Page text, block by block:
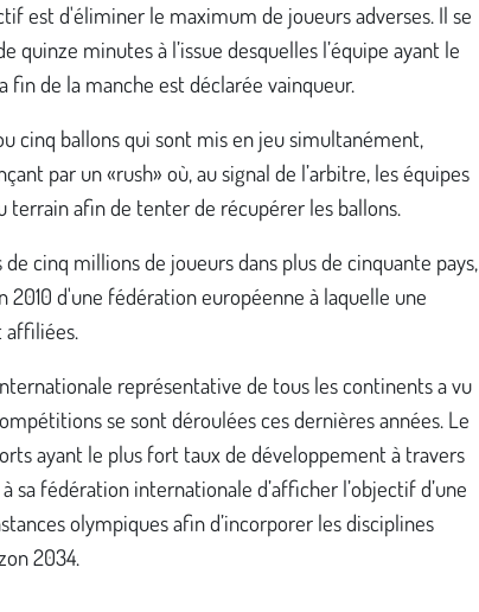
est d'éliminer le maximum de joueurs adverses. Il se
quinze minutes à l’issue desquelles l’équipe ayant le
fin de la manche est déclarée vainqueur.
cinq ballons qui sont mis en jeu simultanément,
par un «rush» où, au signal de l’arbitre, les équipes
terrain afin de tenter de récupérer les ballons.
de cinq millions de joueurs dans plus de cinquante pays,
2010 d'une fédération européenne à laquelle une
affiliées.
représentative de tous les continents a vu
se sont déroulées ces dernières années. Le
ayant le plus fort taux de développement à travers
sa fédération internationale d’afficher l’objectif d’une
olympiques afin d’incorporer les disciplines
2034.